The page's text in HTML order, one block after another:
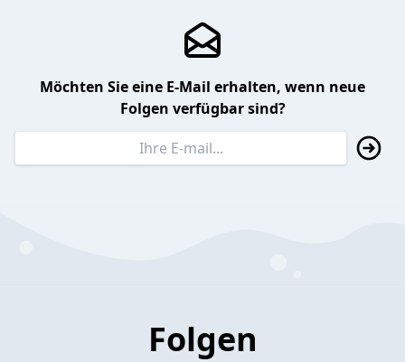
Möchten Sie eine E-Mail erhalten, wenn neue
Folgen verfügbar sind?
Folgen